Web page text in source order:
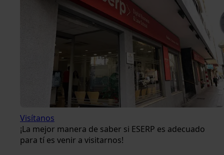
Visítanos
¡La mejor manera de saber si ESERP es adecuado
para tí es venir a visitarnos!